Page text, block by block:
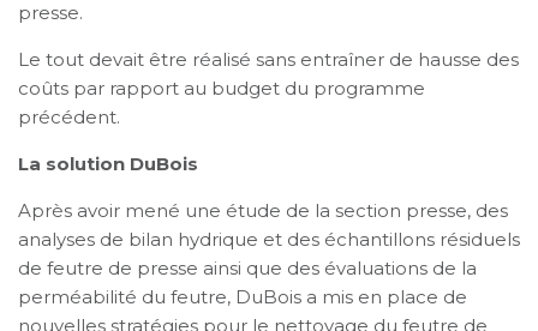
presse.
Le tout devait être réalisé sans entraîner de hausse des
coûts par rapport au budget du programme
précédent.
La solution DuBois
Après avoir mené une étude de la section presse, des
analyses de bilan hydrique et des échantillons résiduels
de feutre de presse ainsi que des évaluations de la
perméabilité du feutre, DuBois a mis en place de
nouvelles stratégies pour le nettoyage du feutre de